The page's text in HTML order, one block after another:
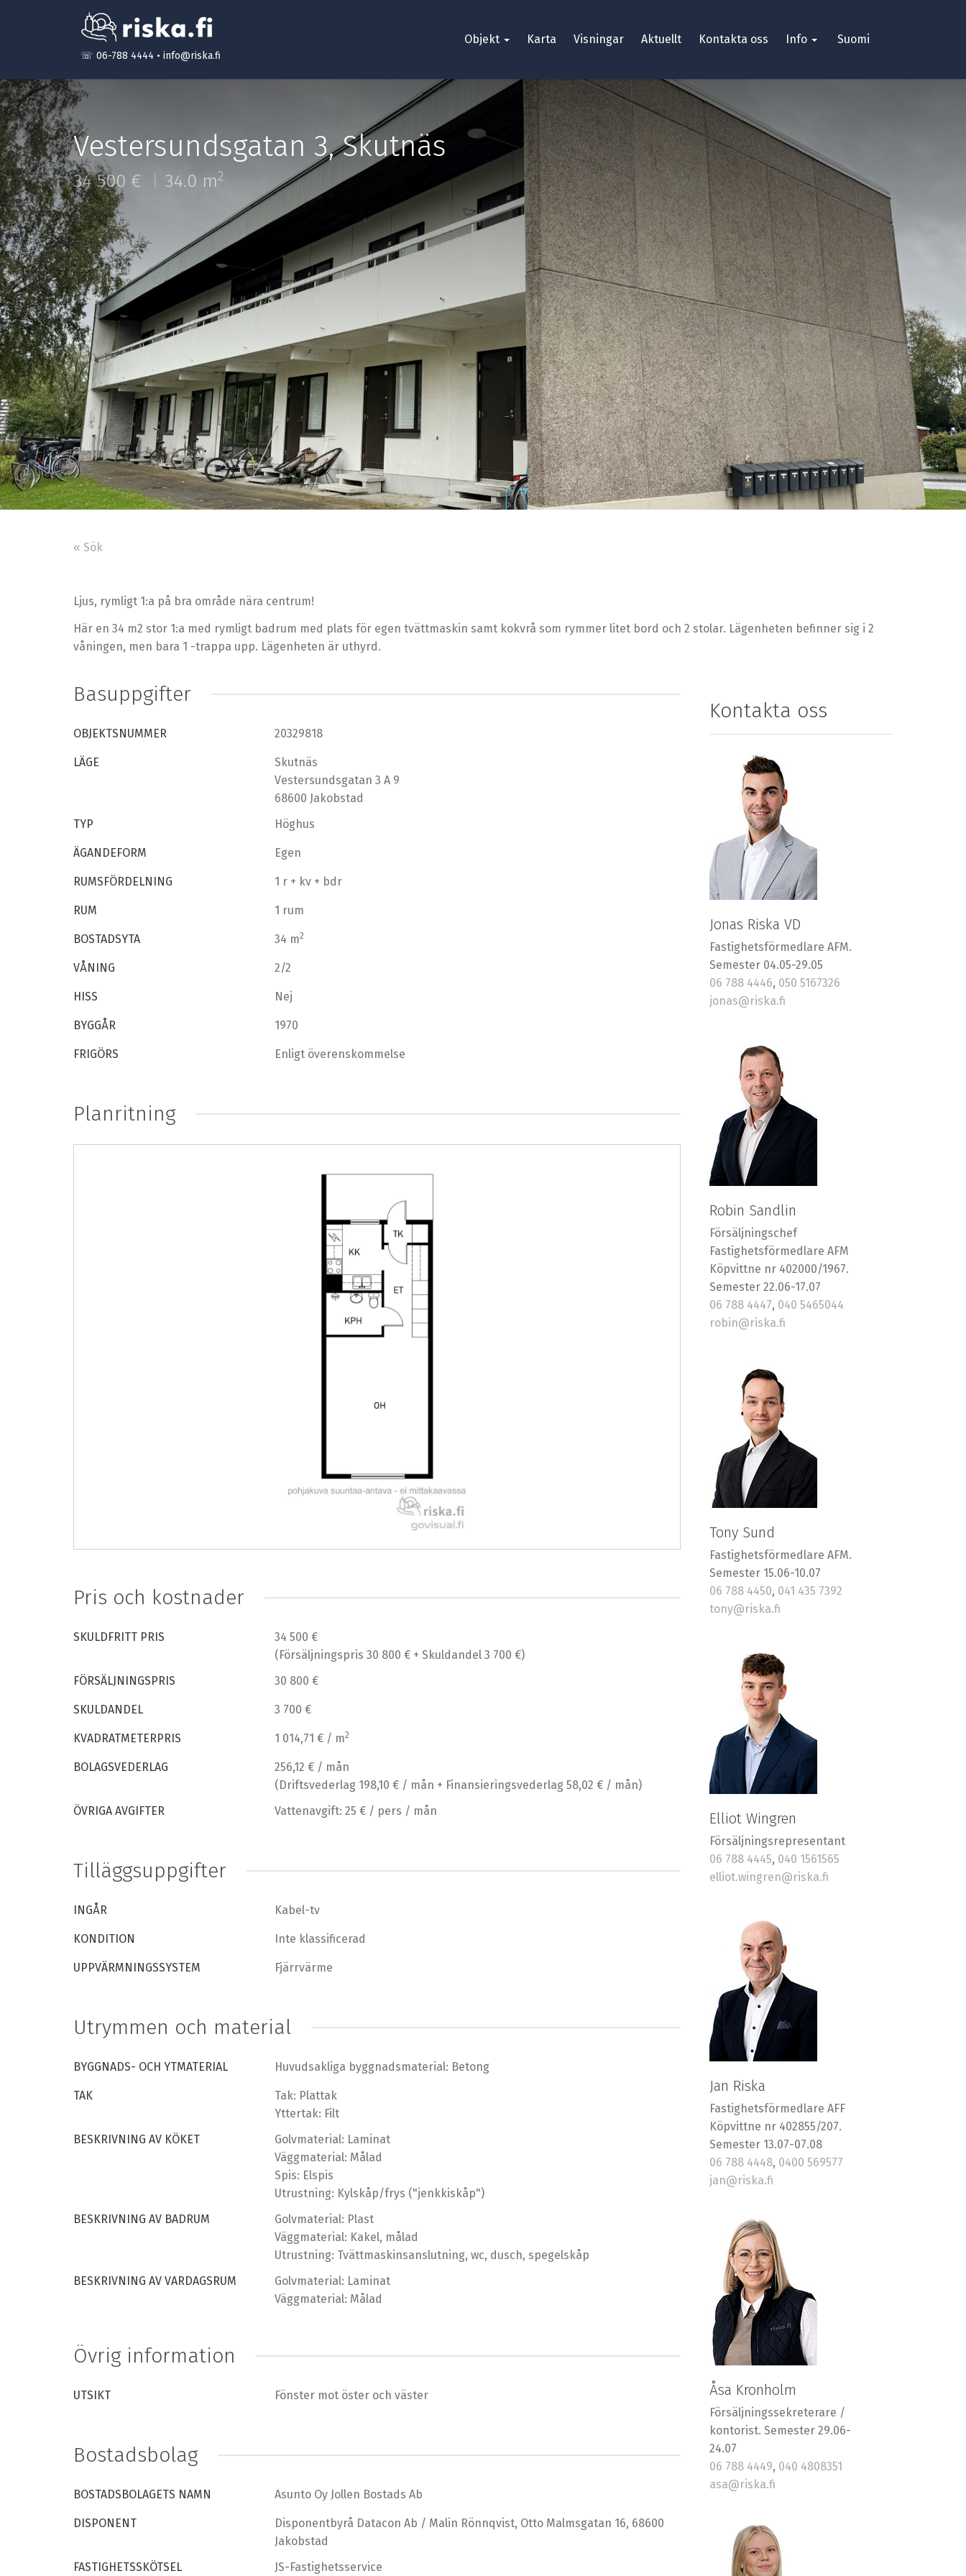
☏ 06-788 4444 • info@riska.fi
Objekt Karta Visningar Aktuellt Kontakta oss Info Suomi
Vestersundsgatan 3,Skutnäs
34 500 € 34.0 m2
« Sök
Ljus, rymligt 1:a på bra område nära centrum!
Här en 34 m2 stor 1:a med rymligt badrum med plats för egen tvättmaskin samt kokvrå som rymmer litet bord och 2 stolar. Lägenheten befinner sig i 2
våningen, men bara 1 -trappa upp. Lägenheten är uthyrd.
Basuppgifter
OBJEKTSNUMMER 20329818
LÄGE
Skutnäs
Vestersundsgatan 3 A 9
68600 Jakobstad
TYP
Höghus
ÄGANDEFORM Egen
RUMSFÖRDELNING 1 r + kv + bdr
RUM 1 rum
BOSTADSYTA 34 m2
VÅNING 2/2
HISS Nej
BYGGÅR 1970
FRIGÖRS Enligt överenskommelse
Planritning
Pris och kostnader
SKULDFRITT PRIS
34 500 €
(Försäljningspris 30 800 € + Skuldandel 3 700 €)
FÖRSÄLJNINGSPRIS
30 800 €
SKULDANDEL 3 700 €
KVADRATMETERPRIS 1 014,71 € / m2
BOLAGSVEDERLAG
256,12 € / mån
(Driftsvederlag 198,10 € / mån + Finansieringsvederlag 58,02 € / mån)
ÖVRIGA AVGIFTER
Vattenavgift: 25 € / pers / mån
Tilläggsuppgifter
INGÅR Kabel-tv
KONDITION Inte klassificerad
UPPVÄRMNINGSSYSTEM Fjärrvärme
Utrymmen och material
BYGGNADS- OCH YTMATERIAL Huvudsakliga byggnadsmaterial: Betong
TAK
Tak: Plattak
Yttertak: Filt
BESKRIVNING AV KÖKET
Golvmaterial: Laminat
Väggmaterial: Målad
Spis: Elspis
Utrustning: Kylskåp/frys ("jenkkiskåp")
BESKRIVNING AV BADRUM
Golvmaterial: Plast
Väggmaterial: Kakel, målad
Utrustning: Tvättmaskinsanslutning, wc, dusch, spegelskåp
BESKRIVNING AV VARDAGSRUM
Golvmaterial: Laminat
Väggmaterial: Målad
Övrig information
UTSIKT Fönster mot öster och väster
Bostadsbolag
BOSTADSBOLAGETS NAMN Asunto Oy Jollen Bostads Ab
DISPONENT
Disponentbyrå Datacon Ab / Malin Rönnqvist, Otto Malmsgatan 16, 68600
Jakobstad
FASTIGHETSSKÖTSEL
JS-Fastighetsservice
Kontakta oss
Jonas Riska VD
Fastighetsförmedlare AFM.
Semester 04.05-29.05
06 788 4446, 050 5167326
jonas@riska.fi
Robin Sandlin
Försäljningschef
Fastighetsförmedlare AFM
Köpvittne nr 402000/1967.
Semester 22.06-17.07
06 788 4447, 040 5465044
robin@riska.fi
Tony Sund
Fastighetsförmedlare AFM.
Semester 15.06-10.07
06 788 4450, 041 435 7392
tony@riska.fi
Elliot Wingren
Försäljningsrepresentant
06 788 4445, 040 1561565
elliot.wingren@riska.fi
Jan Riska
Fastighetsförmedlare AFF
Köpvittne nr 402855/207.
Semester 13.07-07.08
06 788 4448, 0400 569577
jan@riska.fi
Åsa Kronholm
Försäljningssekreterare /
kontorist. Semester 29.06-
24.07
06 788 4449, 040 4808351
asa@riska.fi